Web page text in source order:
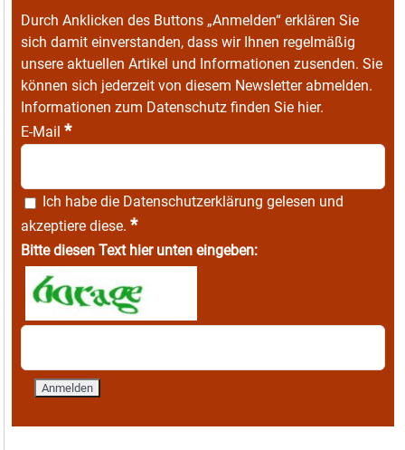
Durch Anklicken des Buttons „Anmelden“ erklären Sie
sich damit einverstanden, dass wir Ihnen regelmäßig
unsere aktuellen Artikel und Informationen zusenden. Sie
können sich jederzeit von diesem Newsletter abmelden.
Informationen zum Datenschutz finden Sie hier.
E-Mail *
Ich habe die Datenschutzerklärung gelesen und
akzeptiere diese. *
Bitte diesen Text hier unten eingeben: